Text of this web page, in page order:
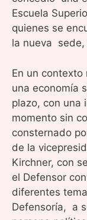
Escuela
quienes se
la nueva sede,
En un
una economía
plazo, con una
momento sin
consternado
de la
Kirchner, con
el Defensor
diferentes
Defensoría, a